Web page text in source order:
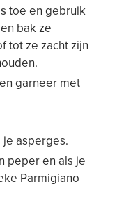
toe en gebruik
bak ze
tot ze zacht zijn
garneer met
asperges.
peper en als je
Parmigiano